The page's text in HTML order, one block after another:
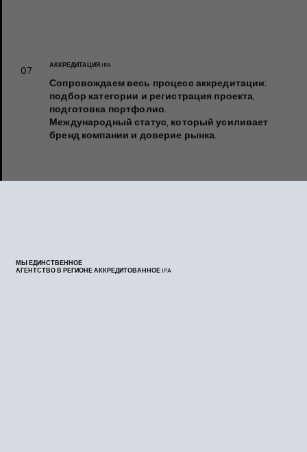
АККРЕДИТАЦИЯ IPA
Сопровождаем весь процесс аккредитации:
подбор категории и регистрация проекта,
подготовка портфолио.
Международный статус, который усиливает
бренд компании и доверие рынка.
07
МЫ ЕДИНСТВЕННОЕ
АГЕНТСТВО В РЕГИОНЕ АККРЕДИТОВАННОЕ IPA